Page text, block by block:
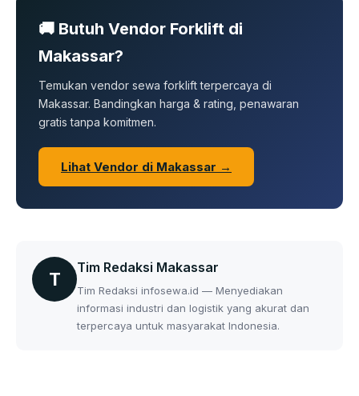
🚚 Butuh Vendor Forklift di
Makassar?
Temukan vendor sewa forklift terpercaya di
Makassar. Bandingkan harga & rating, penawaran
gratis tanpa komitmen.
Lihat Vendor di Makassar →
T
Tim Redaksi Makassar
Tim Redaksi infosewa.id — Menyediakan
informasi industri dan logistik yang akurat dan
terpercaya untuk masyarakat Indonesia.